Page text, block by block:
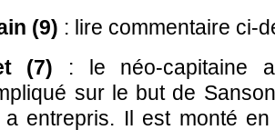
(9) : lire commentaire ci-
(7) : le néo-capitaine
sur le but de
entrepris. Il est monté